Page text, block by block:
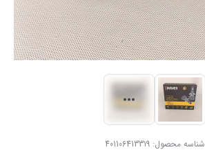
شناسه محصول:401106413319